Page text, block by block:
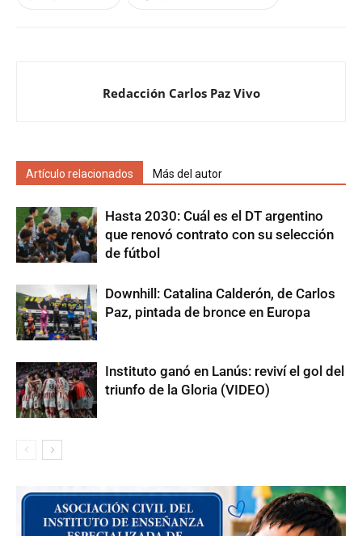
Redacción Carlos Paz Vivo
Artículo relacionados Más del autor
Hasta 2030: Cuál es el DT argentino
que renovó contrato con su selección
de fútbol
Downhill: Catalina Calderón, de Carlos
Paz, pintada de bronce en Europa
Instituto ganó en Lanús: reviví el gol del
triunfo de la Gloria (VIDEO)